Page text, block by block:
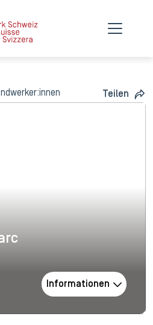
Teilen
Marc
Informationen